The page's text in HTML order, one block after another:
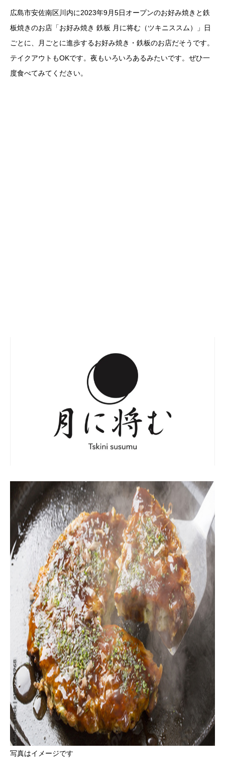
広島市安佐南区川内に2023年9月5日オープンのお好み焼きと鉄
板焼きのお店「お好み焼き 鉄板 月に将む（ツキニススム）」日
ごとに、月ごとに進歩するお好み焼き・鉄板のお店だそうです。
テイクアウトもOKです。夜もいろいろあるみたいです。ぜひ一
度食べてみてください。
写真はイメージです